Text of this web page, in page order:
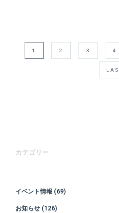
1 2 3 4
カテゴリー
イベント情報 (69)
お知らせ(126)